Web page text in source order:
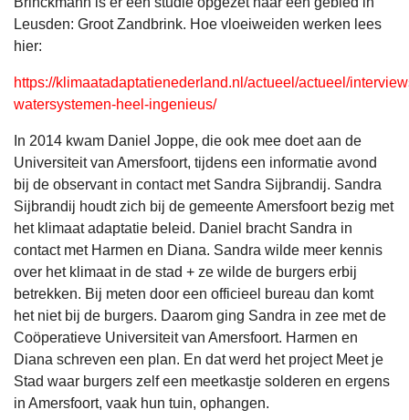
Leusden: Groot Zandbrink. Hoe vloeiweiden werken lees
hier:
https://klimaatadaptatienederland.nl/actueel/actueel/
watersystemen-heel-ingenieus/
In 2014 kwam Daniel Joppe, die ook mee doet aan de
Universiteit van Amersfoort, tijdens een informatie avond
bij de observant in contact met Sandra Sijbrandij. Sandra
Sijbrandij houdt zich bij de gemeente Amersfoort bezig met
het klimaat adaptatie beleid. Daniel bracht Sandra in
contact met Harmen en Diana. Sandra wilde meer kennis
over het klimaat in de stad + ze wilde de burgers erbij
betrekken. Bij meten door een officieel bureau dan komt
het niet bij de burgers. Daarom ging Sandra in zee met de
Coöperatieve Universiteit van Amersfoort. Harmen en
Diana schreven een plan. En dat werd het project Meet je
Stad waar burgers zelf een meetkastje solderen en ergens
in Amersfoort, vaak hun tuin, ophangen.